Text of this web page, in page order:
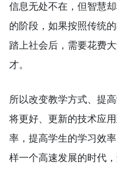
信息无处不在，但智慧
的阶段，如果按照传统
踏上社会后，需要花费
才。
所以改变教学方式、提
将更好、更新的技术应
率，提高学生的学习效
样一个高速发展的时代